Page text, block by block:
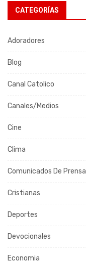
CATEGORÍAS
Adoradores
Blog
Canal Catolico
Canales/Medios
Cine
Clima
Comunicados De Prensa
Cristianas
Deportes
Devocionales
Economia